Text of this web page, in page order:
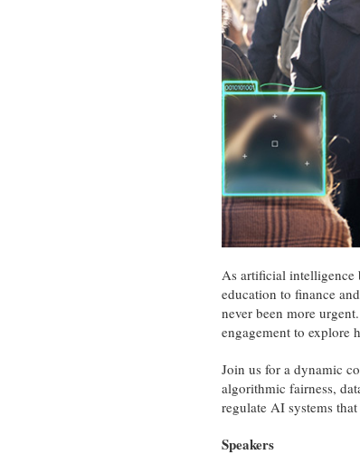
As artificial intelligence
education to finance
never been more
engagement to explore
Join us for a dynamic
algorithmic fairness,
regulate AI systems
Speakers